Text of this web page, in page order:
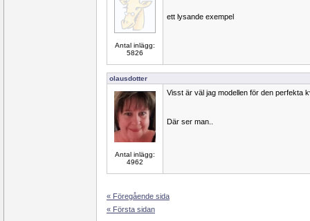
Antal inlägg:
5826
ett lysande exempel
olausdotter
Antal inlägg:
4962
Visst är väl jag modellen för den perfekta
Där ser man..
« Föregående sida
« Första sidan